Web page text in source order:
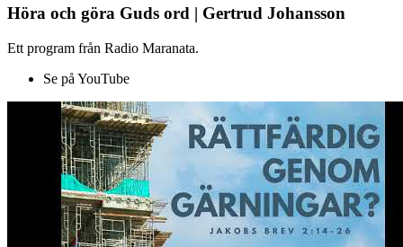
Höra och göra Guds ord | Gertrud Johansson
Ett program från Radio Maranata.
Se på YouTube